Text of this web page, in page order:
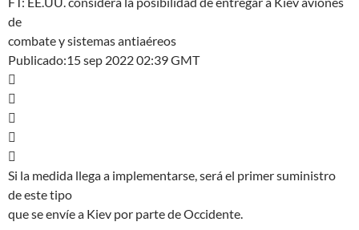
de
combate y sistemas antiaéreos
Publicado:15 sep 2022 02:39 GMT





Si la medida llega a implementarse, será el primer suministro
de este tipo
que se envíe a Kiev por parte de Occidente.